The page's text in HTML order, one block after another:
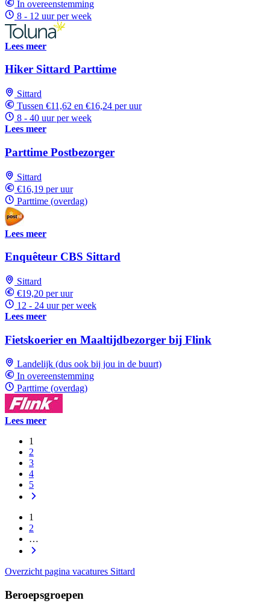
In overeenstemming
8 - 12 uur per week
Lees meer
Hiker Sittard Parttime
Sittard
Tussen €11,62 en €16,24 per uur
8 - 40 uur per week
Lees meer
Parttime Postbezorger
Sittard
€16,19 per uur
Parttime (overdag)
Lees meer
Enquêteur CBS Sittard
Sittard
€19,20 per uur
12 - 24 uur per week
Lees meer
Fietskoerier en Maaltijdbezorger bij Flink
Landelijk (dus ook bij jou in de buurt)
In overeenstemming
Parttime (overdag)
Lees meer
1
2
3
4
5
1
2
…
Overzicht pagina vacatures Sittard
Beroepsgroepen